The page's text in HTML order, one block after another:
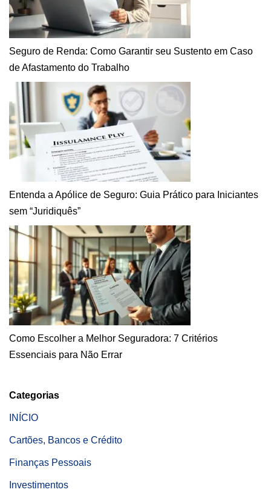
Seguro de Renda: Como Garantir seu Sustento em Caso
de Afastamento do Trabalho
Entenda a Apólice de Seguro: Guia Prático para Iniciantes
sem “Juridiquês”
Como Escolher a Melhor Seguradora: 7 Critérios
Essenciais para Não Errar
Categorias
INÍCIO
Cartões, Bancos e Crédito
Finanças Pessoais
Investimentos